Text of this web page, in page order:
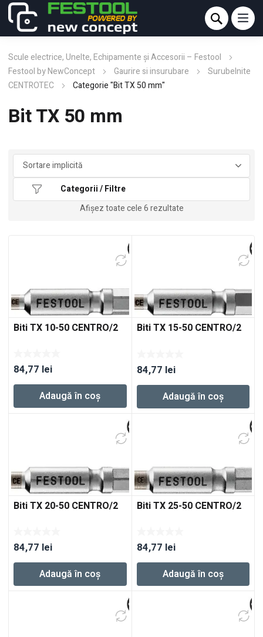
Scule electrice, Unelte, Echipamente și Accesorii – Festool
Festool by NewConcept
Gaurire si insurubare
Surubelnite
CENTROTEC
Categorie "Bit TX 50 mm"
Bit TX 50 mm
Afișez toate cele 6 rezultate
Categorii / Filtre
Biti TX 10-50 CENTRO/2
84,77 lei
Adaugă în coș
Biti TX 15-50 CENTRO/2
84,77 lei
Adaugă în coș
Biti TX 20-50 CENTRO/2
84,77 lei
Adaugă în coș
Biti TX 25-50 CENTRO/2
84,77 lei
Adaugă în coș